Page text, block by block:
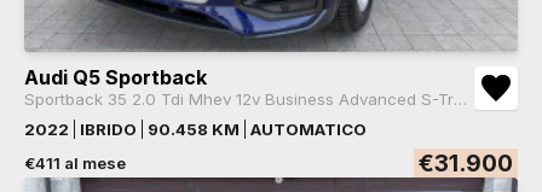
Audi Q5 Sportback
Sportback 35 2.0 Tdi Mhev 12v Business Advanced S-Tronic
2022
IBRIDO 90.458 KM
AUTOMATICO
€411 al mese
€31.900